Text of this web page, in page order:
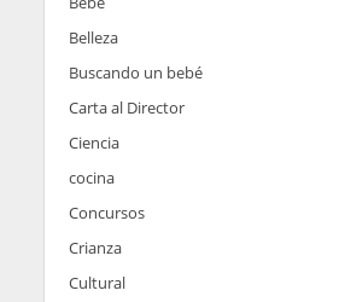
Belleza
Buscando un bebé
Carta al Director
Ciencia
cocina
Concursos
Crianza
Cultural